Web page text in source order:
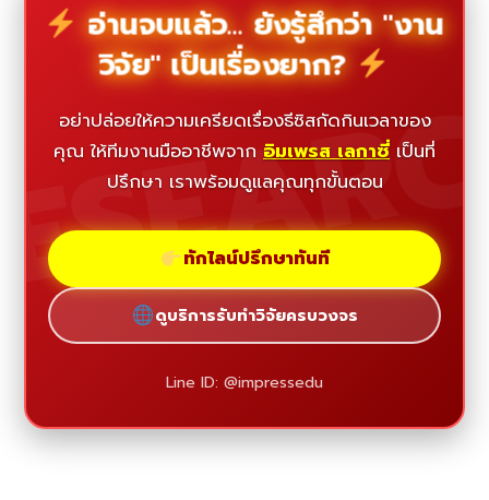
อ่านจบแล้ว... ยังรู้สึกว่า "งาน
วิจัย" เป็นเรื่องยาก?
อย่าปล่อยให้ความเครียดเรื่องธีซิสกัดกินเวลาของ
คุณ ให้ทีมงานมืออาชีพจาก อิมเพรส เลกาซี่ เป็นที่
ปรึกษา เราพร้อมดูแลคุณทุกขั้นตอน
ทักไลน์ปรึกษาทันที
ดูบริการรับทำวิจัยครบวงจร
Line ID: @impressedu